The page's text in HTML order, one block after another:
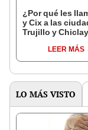
¿Por qué les
y Cix a las
Trujillo y
LEER MÁS
LO MÁS VISTO